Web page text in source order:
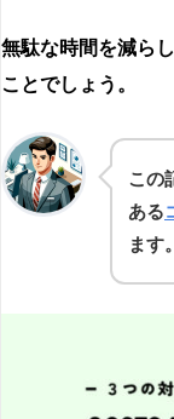
無駄な時間を減ら
ことでしょう。
この
ある
ます。